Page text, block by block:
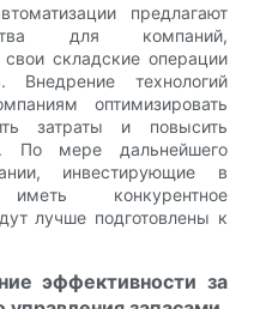
предлагают
для компаний,
складские операции
Внедрение технологий
оптимизировать
затраты и повысить
По мере дальнейшего
инвестирующие в
конкурентное
лучше подготовлены к
эффективности за